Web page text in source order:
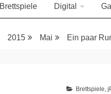
Brettspiele Digital
2015 Mai Ein paar
Brettspiele,